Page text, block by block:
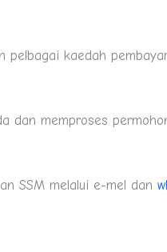
kaedah
dan memproses
SSM melalui e-mel dan